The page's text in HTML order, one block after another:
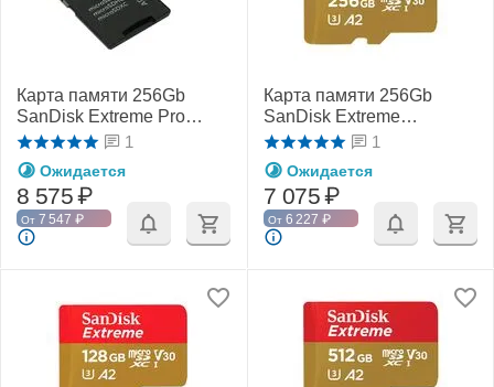
Карта памяти 256Gb
SanDisk Extreme Pro
microSDXC Class 10
UHS-I U3 V30 A2
1
Ожидается
8 575₽
От 7 547 ₽
Карта памяти 256Gb
SanDisk Extreme
microSDXC Class 10
UHS-I U3 V30
1
Ожидается
7 075₽
От 6 227 ₽